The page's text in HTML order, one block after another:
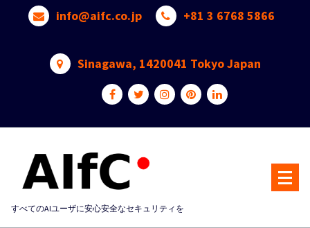
info@aifc.co.jp +81 3 6768 5866
Sinagawa, 1420041 Tokyo Japan
すべてのAIユーザに安心安全なセキュリティを